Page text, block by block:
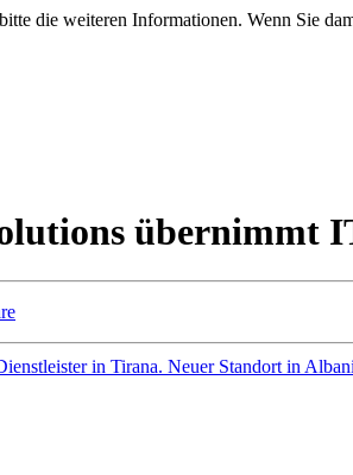
die weiteren Informationen. Wenn Sie
übernimmt